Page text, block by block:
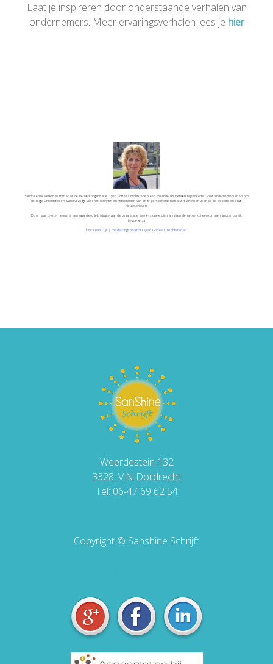
Laat je inspireren door onderstaande verhalen van
ondernemers. Meer ervaringsverhalen lees je hier
Sandra en ik werken samen voor de netwerkorganisatie Open Coffee Drechtsteden, een maandelijks netwerkbijeenkomst voor ondernemers in en om
de regio Drechtsteden. Sandra zorgt voor het schrijven en verspreiden van onze persberichten en levert artikelen voor op de website en onze
nieuwsbrieven.
Door haar teksten levert zij een waardevolle bijdrage aan de organisatie (professionele uitstraling) en de netwerkbijeenkomsten (groter bereik
bezoekers).
Erica van Dijk | mede-organisator Open Coffee Drechtsteden
Weerdestein 132
3328 MN Dordrecht
Tel: 06-47 69 62 54
Copyright © Sanshine Schrijft